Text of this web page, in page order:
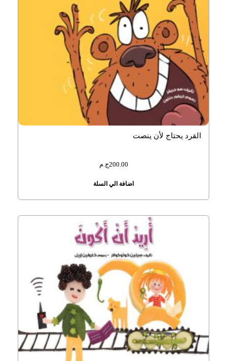
القرد يحتاج لأن ينصت
اضافة الي السلة
200.00ج.م